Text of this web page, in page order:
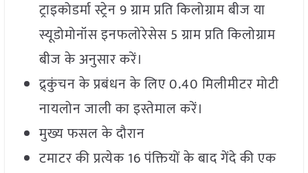
ट्राइकोडर्मा स्ट्रेन 9 ग्राम प्रति किलोग्राम बीज या
स्यूडोमोनॉस इनफलोरेसेस 5 ग्राम प्रति किलोग्राम
बीज के अनुसार करें।
द्र्कुंचन के प्रबंधन के लिए 0.40 मिलीमीटर मोटी
नायलोन जाली का इस्तेमाल करें।
मुख्य फसल के दौरान
टमाटर की प्रत्येक 16 पंक्तियों के बाद गेंदे की एक